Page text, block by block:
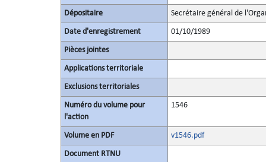
Dépositaire Secrétaire général de
Date d'enregistrement 01/10/1989
Pièces jointes
Applications territoriale
Exclusions territoriales
Numéro du volume pour
l'action
1546
Volume en PDF v1546.pdf
Document RTNU